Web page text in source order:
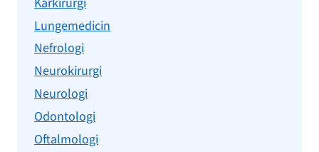
Lungemedicin
Nefrologi
Neurokirurgi
Neurologi
Odontologi
Oftalmologi